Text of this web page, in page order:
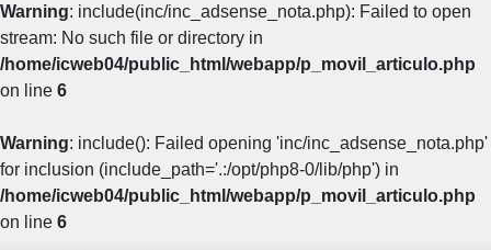
Warning: include(inc/inc_adsense_nota.php): Failed to open
stream: No such file or directory in
/home/icweb04/public_html/webapp/p_movil_articulo.php
on line 6
Warning: include(): Failed opening 'inc/inc_adsense_nota.php'
for inclusion (include_path='.:/opt/php8-0/lib/php') in
/home/icweb04/public_html/webapp/p_movil_articulo.php
on line 6